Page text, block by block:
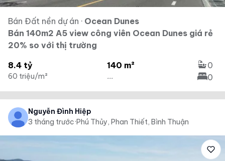
Bán Đất nền dự án · Ocean Dunes
Bán 140m2 A5 view công viên Ocean Dunes giá rẻ
20% so với thị trường
8.4 tỷ
60 triệu/m²
140 m²
...
0
0
Nguyễn Đình Hiệp
3 tháng trước·Phú Thủy, Phan Thiết, Bình Thuận